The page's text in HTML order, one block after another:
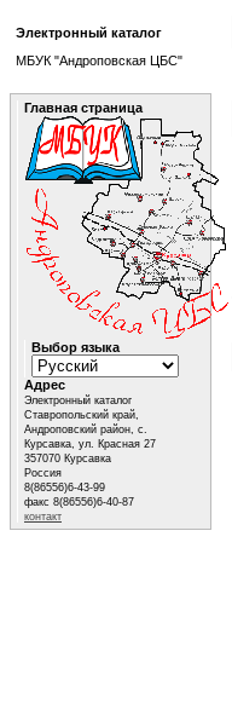
Электронный каталог
МБУК "Андроповская ЦБС"
Главная страница
Выбор языка
Адрес
Электронный каталог
Ставропольский край,
Андроповский район, с.
Курсавка, ул. Красная 27
357070 Курсавка
Россия
8(86556)6-43-99
факс 8(86556)6-40-87
контакт